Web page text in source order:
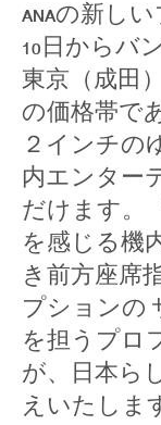
ANAの新しい
10日からバ
東京（成田
の価格帯で
２インチの
内エンター
だけます。
を感じる機
き前方座席
プションの
を担うプロ
が、日本ら
えいたしま